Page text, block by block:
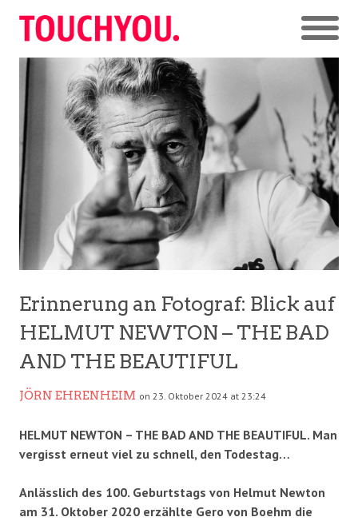
Erinnerung an Fotograf: Blick auf
HELMUT NEWTON – THE BAD
AND THE BEAUTIFUL
JÖRN EHRENHEIM on 23. Oktober 2024 at 23:24
HELMUT NEWTON – THE BAD AND THE BEAUTIFUL. Man
vergisst erneut viel zu schnell, den Todestag…
Anlässlich des 100. Geburtstags von Helmut Newton
am 31. Oktober 2020 erzählte Gero von Boehm die